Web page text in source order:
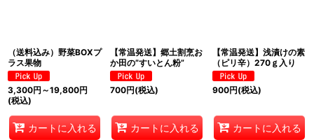
（送料込み）野菜BOXプ
ラス果物
3,300円 ～19,800円
(税込)
カートに入れる
【常温発送】郷土割烹お
か田の”すいとん粉”
700円(税込)
カートに入れる
【常温発送】浅漬けの素
（ピリ辛）270ｇ入り
900円(税込)
カートに入れる